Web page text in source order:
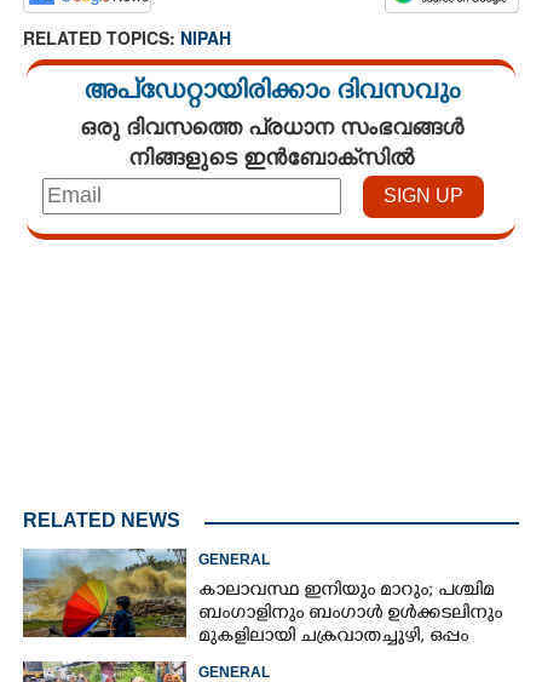
RELATED TOPICS: NIPAH
അപ്ഡേറ്റായിരിക്കാം ദിവസവും
ഒരു ദിവസത്തെ പ്രധാന സംഭവങ്ങൾ
നിങ്ങളുടെ ഇൻബോക്സിൽ
RELATED NEWS
GENERAL
കാലാവസ്ഥ ഇനിയും മാറും; പശ്ചിമ
ബംഗാളിനും ബംഗാൾ ഉൾക്കടലിനും
മുകളിലായി ചക്രവാതച്ചുഴി, ഒപ്പം
GENERAL